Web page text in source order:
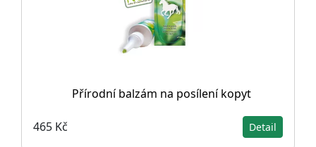
Přírodní balzám na posílení kopyt
465 Kč Detail